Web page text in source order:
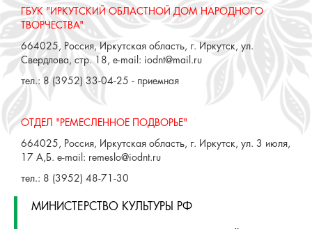
ГБУК "ИРКУТСКИЙ ОБЛАСТНОЙ ДОМ НАРОДНОГО
ТВОРЧЕСТВА"
664025, Россия, Иркутская область, г. Иркутск, ул.
Свердлова, стр. 18, e-mail: iodnt@mail.ru
тел.: 8 (3952) 33-04-25 - приемная
ОТДЕЛ "РЕМЕСЛЕННОЕ ПОДВОРЬЕ"
664025, Россия, Иркутская область, г. Иркутск, ул. 3 июля,
17 А,Б. e-mail: remeslo@iodnt.ru
тел.: 8 (3952) 48-71-30
МИНИСТЕРСТВО КУЛЬТУРЫ РФ